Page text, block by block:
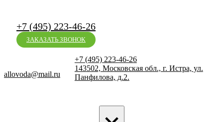
+7 (495) 223-46-26
ЗАКАЗАТЬ ЗВОНОК
+7 (495) 223-46-26
143502, Московская обл., г. Истра, ул.
Панфилова, д.2.
allovoda@mail.ru